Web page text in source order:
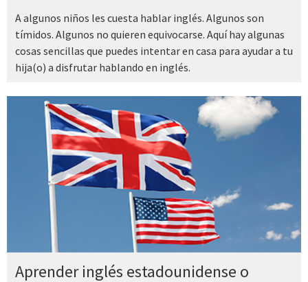
A algunos niños les cuesta hablar inglés. Algunos son
tímidos. Algunos no quieren equivocarse. Aquí hay algunas
cosas sencillas que puedes intentar en casa para ayudar a tu
hija(o) a disfrutar hablando en inglés.
Aprender inglés estadounidense o